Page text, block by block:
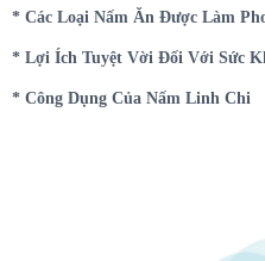
* Các Loại Nấm Ăn Được Làm
* Lợi Ích Tuyệt Vời Đối Với Sức
* Công Dụng Của Nấm Linh Chi